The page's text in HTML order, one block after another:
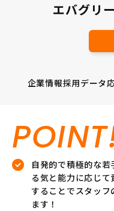
エバグリ
企業情報採用データ
自発的で積極的な
る気と能力に応じ
することでスタッ
ます！